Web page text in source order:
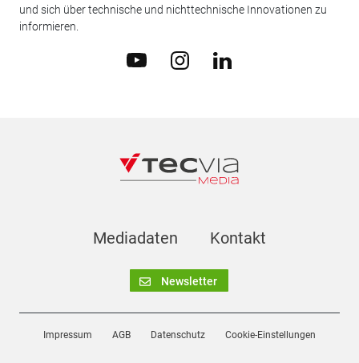
und sich über technische und nichttechnische Innovationen zu
informieren.
Mediadaten Kontakt
Newsletter
Impressum AGB Datenschutz Cookie-Einstellungen